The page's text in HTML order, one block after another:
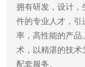
拥有研发，设计，
件的专业人才，引
率，高性能的产品
术，以精湛的技术
配套服务。